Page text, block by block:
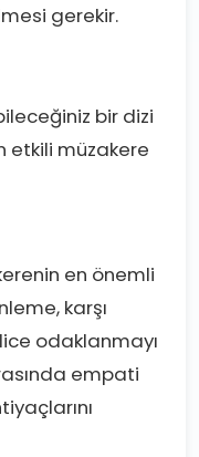
gerekir.
bir dizi
etkili müzakere
en önemli
karşı
odaklanmayı
empati